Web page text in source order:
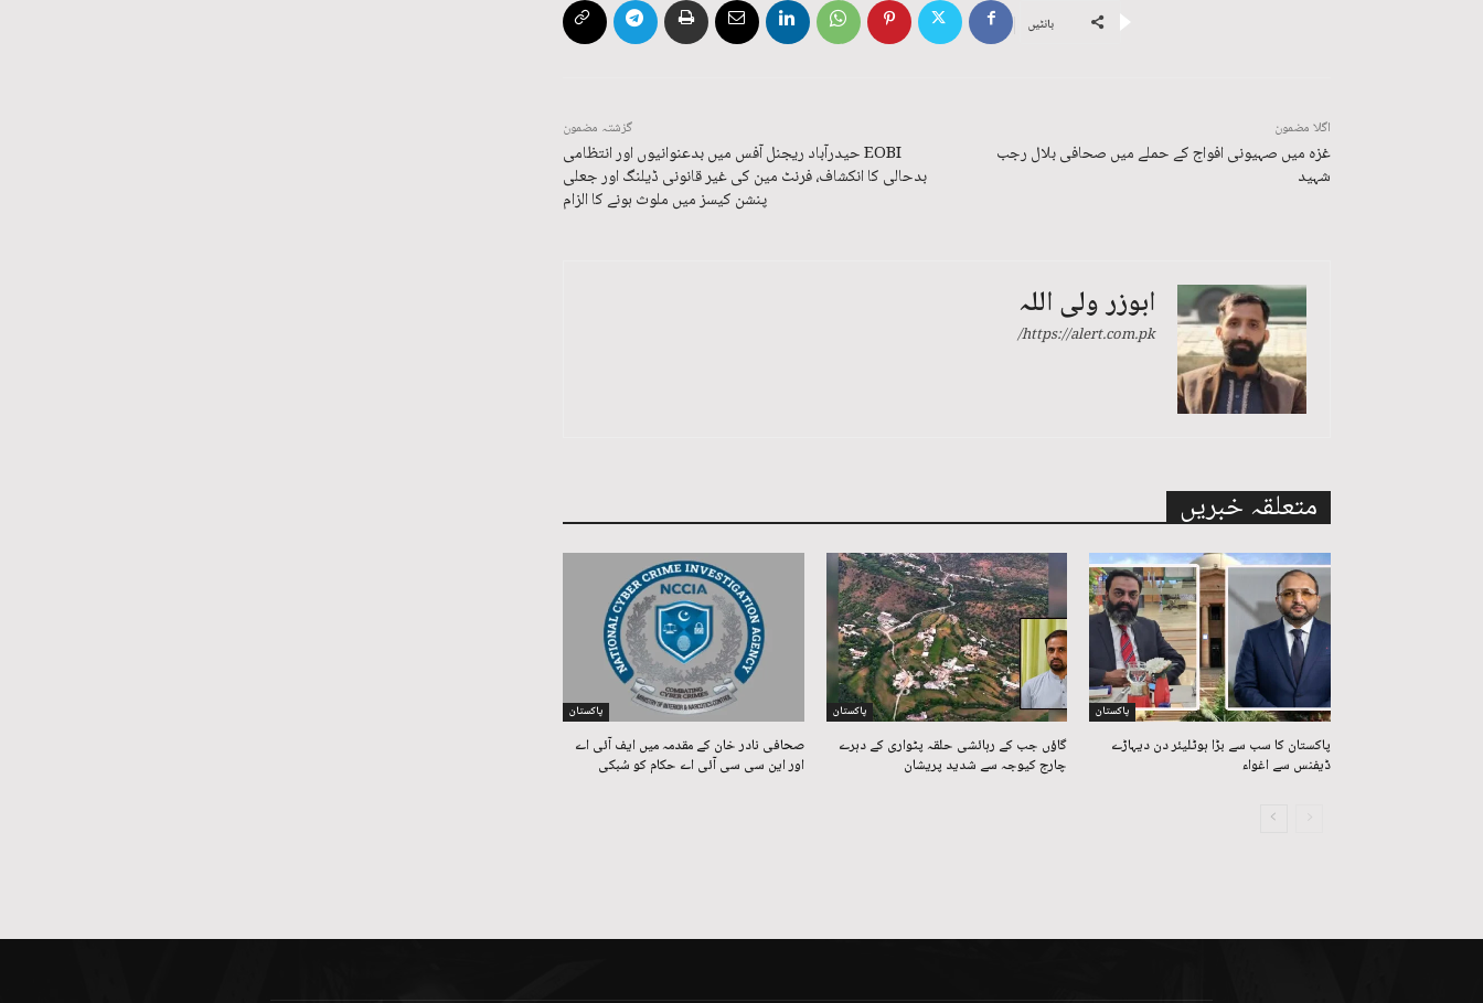
بانٹیں
گزشتہ مضمون
EOBI حیدرآباد ریجنل آفس میں بدعنوانیوں اور انتظامی
بدحالی کا انکشاف، فرنٹ مین کی غیر قانونی ڈیلنگ اور جعلی
پنشن کیسز میں ملوث ہونے کا الزام
اگلا مضمون
غزہ میں صہیونی افواج کے حملے میں صحافی بلال رجب
شہید
ابوزر ولی اللہ
https://alert.com.pk/
متعلقہ خبریں
پاکستان
پاکستان کا سب سے بڑا ہوٹلیئر دن دیہاڑے
ڈیفنس سے اغواء
پاکستان
گاؤں جب کے رہائشی حلقہ پٹواری کے دہرے
چارج کیوجہ سے شدید پریشان
پاکستان
صحافی نادر خان کے مقدمہ میں ایف آئی اے
اور این سی سی آئی اے حکام کو سُبکی